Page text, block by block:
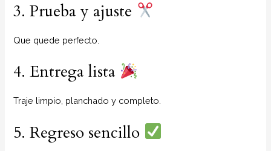
3. Prueba y ajuste
Que quede perfecto.
4. Entrega lista
Traje limpio, planchado y completo.
5. Regreso sencillo